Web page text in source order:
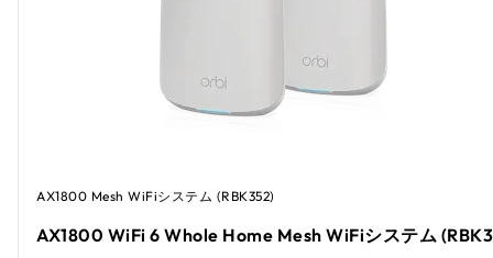
AX1800 Mesh WiFiシステム (RBK352)
AX1800 WiFi 6 Whole Home Mesh WiFiシステム